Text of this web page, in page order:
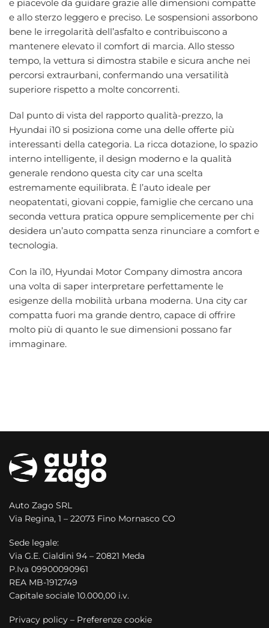
e piacevole da guidare grazie alle dimensioni compatte
e allo sterzo leggero e preciso. Le sospensioni assorbono
bene le irregolarità dell’asfalto e contribuiscono a
mantenere elevato il comfort di marcia. Allo stesso
tempo, la vettura si dimostra stabile e sicura anche nei
percorsi extraurbani, confermando una versatilità
superiore rispetto a molte concorrenti.
Dal punto di vista del rapporto qualità-prezzo, la
Hyundai i10 si posiziona come una delle offerte più
interessanti della categoria. La ricca dotazione, lo spazio
interno intelligente, il design moderno e la qualità
generale rendono questa city car una scelta
estremamente equilibrata. È l’auto ideale per
neopatentati, giovani coppie, famiglie che cercano una
seconda vettura pratica oppure semplicemente per chi
desidera un’auto compatta senza rinunciare a comfort e
tecnologia.
Con la i10, Hyundai Motor Company dimostra ancora
una volta di saper interpretare perfettamente le
esigenze della mobilità urbana moderna. Una city car
compatta fuori ma grande dentro, capace di offrire
molto più di quanto le sue dimensioni possano far
immaginare.
Auto Zago SRL
Via Regina, 1 – 22073 Fino Mornasco CO
Sede legale:
Via G.E. Cialdini 94 – 20821 Meda
P.Iva 09900090961
REA MB-1912749
Capitale sociale 10.000,00 i.v.
Privacy policy – Preferenze cookie